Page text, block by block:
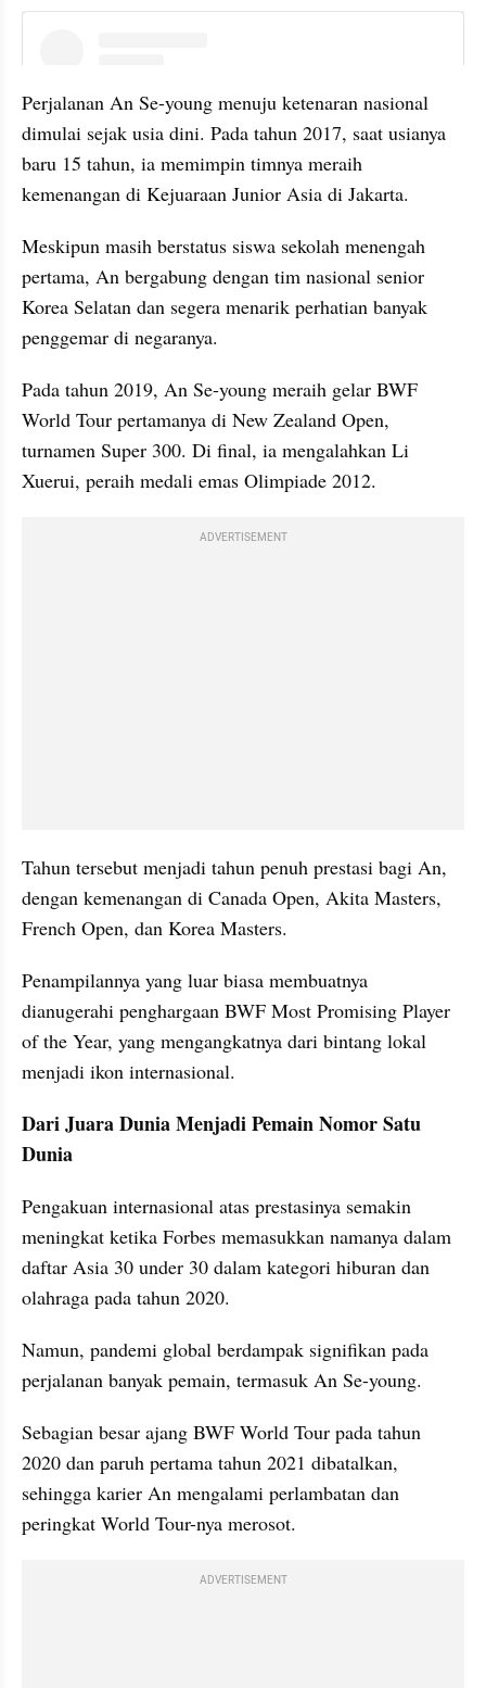
Perjalanan An Se-young menuju ketenaran nasional
dimulai sejak usia dini. Pada tahun 2017, saat usianya
baru 15 tahun, ia memimpin timnya meraih
kemenangan di Kejuaraan Junior Asia di Jakarta.
Meskipun masih berstatus siswa sekolah menengah
pertama, An bergabung dengan tim nasional senior
Korea Selatan dan segera menarik perhatian banyak
penggemar di negaranya.
Pada tahun 2019, An Se-young meraih gelar BWF
World Tour pertamanya di New Zealand Open,
turnamen Super 300. Di final, ia mengalahkan Li
Xuerui, peraih medali emas Olimpiade 2012.
ADVERTISEMENT
Tahun tersebut menjadi tahun penuh prestasi bagi An,
dengan kemenangan di Canada Open, Akita Masters,
French Open, dan Korea Masters.
Penampilannya yang luar biasa membuatnya
dianugerahi penghargaan BWF Most Promising Player
of the Year, yang mengangkatnya dari bintang lokal
menjadi ikon internasional.
Dari Juara Dunia Menjadi Pemain Nomor Satu
Dunia
Pengakuan internasional atas prestasinya semakin
meningkat ketika Forbes memasukkan namanya dalam
daftar Asia 30 under 30 dalam kategori hiburan dan
olahraga pada tahun 2020.
Namun, pandemi global berdampak signifikan pada
perjalanan banyak pemain, termasuk An Se-young.
Sebagian besar ajang BWF World Tour pada tahun
2020 dan paruh pertama tahun 2021 dibatalkan,
sehingga karier An mengalami perlambatan dan
peringkat World Tour-nya merosot.
ADVERTISEMENT